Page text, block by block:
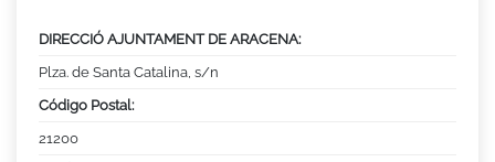
DIRECCIÓ AJUNTAMENT DE ARACENA:
Plza. de Santa Catalina, s/n
Código Postal:
21200